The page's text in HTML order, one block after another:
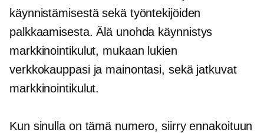
käynnistämisestä sekä työntekijöiden
palkkaamisesta. Älä unohda käynnistys
markkinointikulut, mukaan lukien
verkkokauppasi ja mainontasi, sekä jatkuvat
markkinointikulut.
Kun sinulla on tämä numero, siirry ennakoituun